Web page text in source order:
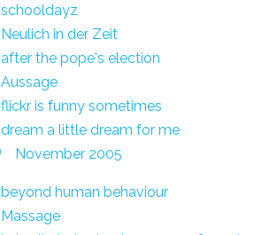
schooldayz
Neulich in der Zeit
after the pope's election
Aussage
flickr is funny sometimes
dream a little dream for me
November 2005
beyond human behaviour
Massage